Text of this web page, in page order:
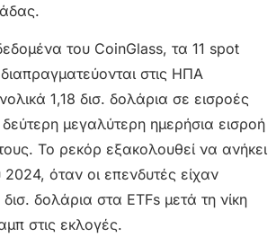
του CoinGlass, τα 11 spot
στις ΗΠΑ
1,18 δισ. δολάρια σε εισροές
μεγαλύτερη ημερήσια εισροή
Το ρεκόρ εξακολουθεί να ανήκει
2024, όταν οι επενδυτές είχαν
δολάρια στα ETFs μετά τη νίκη
στις εκλογές.